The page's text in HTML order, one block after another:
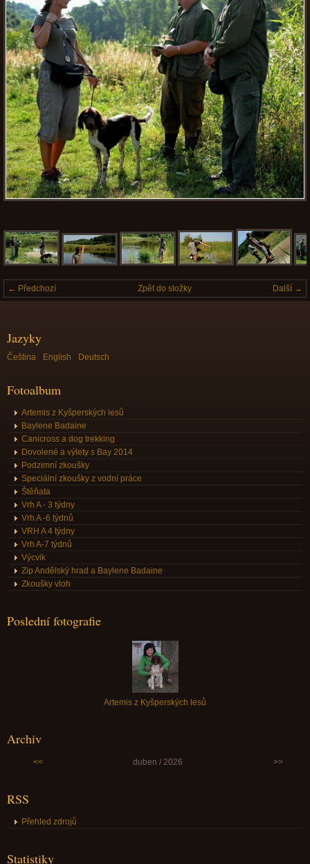
← Předchozí Další →
Zpět do složky
Jazyky
Čeština English Deutsch
Fotoalbum
Artemis z Kyšperských lesů
Baylene Badaine
Canicross a dog trekking
Dovolené a výlety s Bay 2014
Podzimní zkoušky
Speciální zkoušky z vodní práce
Štěňata
Vrh A - 3 týdny
Vrh A -6 týdnů
VRH A 4 týdny
Vrh A-7 týdnů
Výcvik
Zip Andělský hrad a Baylene Badaine
Zkoušky vloh
Poslední fotografie
Artemis z Kyšperských lesů
Archiv
<< duben / 2026 >>
RSS
Přehled zdrojů
Statistiky